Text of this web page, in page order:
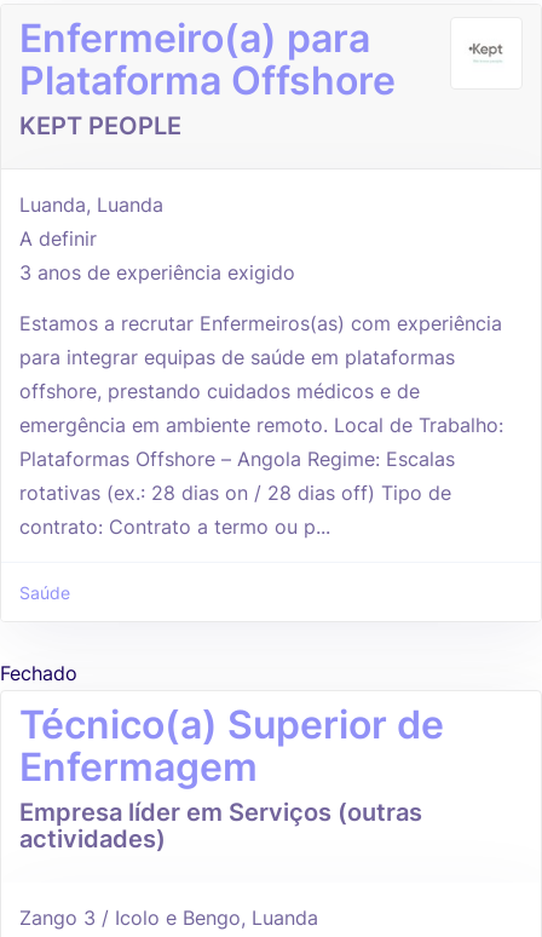
Enfermeiro(a) para
Plataforma Offshore
KEPT PEOPLE
Luanda, Luanda
A definir
3 anos de experiência exigido
Estamos a recrutar Enfermeiros(as) com experiência
para integrar equipas de saúde em plataformas
offshore, prestando cuidados médicos e de
emergência em ambiente remoto. Local de Trabalho:
Plataformas Offshore – Angola Regime: Escalas
rotativas (ex.: 28 dias on / 28 dias off) Tipo de
contrato: Contrato a termo ou p...
Saúde
Fechado
Técnico(a) Superior de
Enfermagem
Empresa líder em Serviços (outras
actividades)
Zango 3 / Icolo e Bengo, Luanda